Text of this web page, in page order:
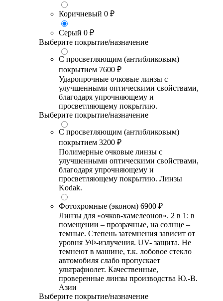
Коричневый 0 ₽
Серый 0 ₽
Выберите покрытие/назначение
С просветляющим (антибликовым)
покрытием 7600 ₽
Ударопрочные очковые линзы с
улучшенными оптическими свойствами,
благодаря упрочняющему и
просветляющему покрытию.
Выберите покрытие/назначение
С просветляющим (антибликовым)
покрытием 3200 ₽
Полимерные очковые линзы с
улучшенными оптическими свойствами,
благодаря упрочняющему и
просветляющему покрытию. Линзы
Kodak.
Фотохромные (эконом) 6900 ₽
Линзы для «очков-хамелеонов». 2 в 1: в
помещении – прозрачные, на солнце –
темные. Степень затемнения зависит от
уровня УФ-излучения. UV- защита. Не
темнеют в машине, т.к. лобовое стекло
автомобиля слабо пропускает
ультрафиолет. Качественные,
проверенные линзы производства Ю.-В.
Азии
Выберите покрытие/назначение